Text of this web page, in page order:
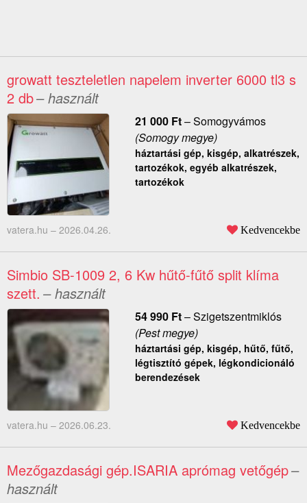
growatt teszteletlen napelem inverter 6000 tl3 s
2 db– használt
21 000 Ft–Somogyvámos
(Somogy megye)
háztartási gép, kisgép, alkatrészek,
tartozékok, egyéb alkatrészek,
tartozékok
vatera.hu – 2026.04.26. Kedvencekbe
Simbio SB-1009 2, 6 Kw hűtő-fűtő split klíma
szett. – használt
54 990 Ft–Szigetszentmiklós
(Pest megye)
háztartási gép, kisgép, hűtő, fűtő,
légtisztító gépek, légkondicionáló
berendezések
vatera.hu – 2026.06.23. Kedvencekbe
Mezőgazdasági gép.ISARIA aprómag vetőgép–
használt